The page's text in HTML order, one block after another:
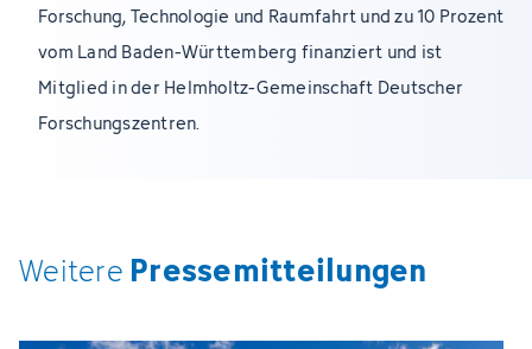
Forschung, Technologie und Raumfahrt und zu 10 Prozent
vom Land Baden-Württemberg finanziert und ist
Mitglied in der Helmholtz-Gemeinschaft Deutscher
Forschungszentren.
Weitere Pressemitteilungen